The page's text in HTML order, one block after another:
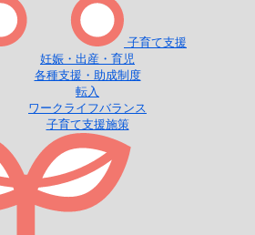
子育て支援
妊娠・出産・育児
各種支援・助成制度
転入
ワークライフバランス
子育て支援施策